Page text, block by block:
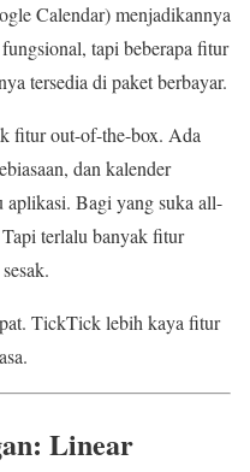
Calendar) menjadikannya
tapi beberapa fitur
tersedia di paket berbayar.
fitur out-of-the-box. Ada
dan kalender
aplikasi. Bagi yang suka all-
terlalu banyak fitur
TickTick lebih kaya fitur
Linear